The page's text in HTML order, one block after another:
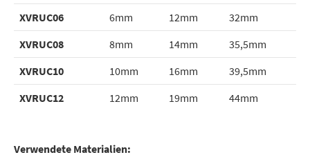
XVRUC06
6mm 12mm
32mm
XVRUC08
8mm 14mm
35,5mm
XVRUC10
10mm 16mm
39,5mm
XVRUC12
12mm 19mm 44mm
Verwendete Materialien: